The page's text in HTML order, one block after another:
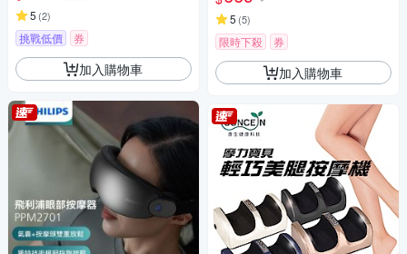
5 (2)
挑戰低價 券
加入購物車
5 (5)
限時下殺 券
加入購物車